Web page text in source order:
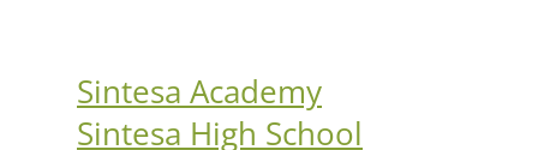
Sintesa Academy
Sintesa High School